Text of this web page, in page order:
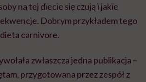
na tej diecie się czują i jakie
Dobrym przykładem tego
carnivore.
zwłaszcza jedna publikacja –
przygotowana przez zespół z